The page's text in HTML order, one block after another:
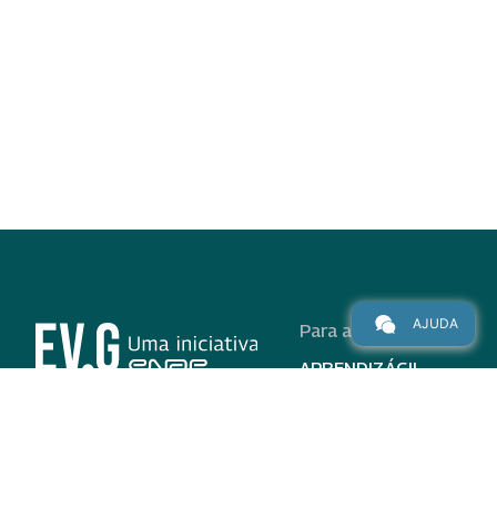
Para alunos
APRENDIZÁGIL
AJUDA